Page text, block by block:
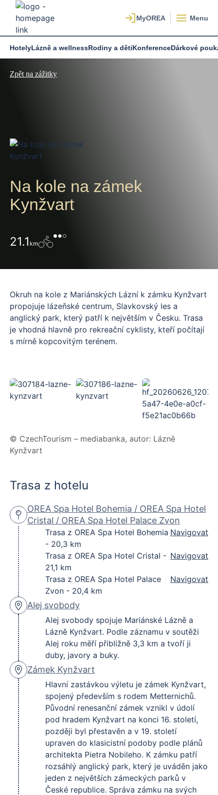
Menu
HotelyLázně a wellnessRodiny a dětiKonferenceDárkové
Zpět na zážitky
Na kole na zámek
Kynžvart
21.1 km
Okruh na kole z Mariánských Lázní k zámku Kynžvart
propojuje lázeňské centrum, Slavkovský les a
anglický park, který patří k největším v Česku. Trasa
je vhodná hlavně pro rekreační cyklisty, kteří počítají
s mírně kopcovitým terénem.
lázních. Jako veřejné parkování se nabízí například
Parkovací dům s nonstop provozem v ulici
Pramenská.. Než nasednete na kolo, nezapomeňte si
při snídani přibalit svačinu. V OREA si ji můžete
Parametry trasy
Délka:
Náročnost:střední s ohledem na převýšení
Převýšení:
Povrchy:kombinace asfaltu, zpevněných cest,
lesních a parkových úseků
Trasa prochází CHKO Slavkovský les. Cyklisté se zde
mohou pohybovat pouze po silnicích, místních
komunikacích a trasách vymezených správou tohoto
území. Před cestou si ověřte aktuální vedení trasy a
případné uzavírky.
Kudy trasa vede?
Z lázeňského centra trasa míří severním směrem do
zelenější části Mariánských Lázní. Postupně se napojí
na Alej svobody a pokračuje směrem k Lázním
Kynžvart. Hlavní zastávkou na této části výletu je
zámek Kynžvart, kde si můžete naplánovat delší
pauzu, projít si zámecký park nebo se vydat na
prohlídku.
Od zámku trasa pokračuje směrem k lázeňskému
areálu. Ještě před ním můžete u cesty narazit na
miniaturní model Národního hřebčína v Kladrubech
nad Labem, který sem byl zapůjčen z
mariánskolázeňského Parku Boheminium. Poté se
cesta stáčí k cyklotrase kolem lázeňského parku a
dál pokračuje přes okolí vrchů Holiny a Stohu zpět
do Mariánských Lázní. Závěr návratu zpříjemní
Smetanova alej.
Před výletem si ověřte aktuální otevírací dobu zámku
Kynžvart, protože se mění podle sezóny.
+1
© CzechTourism – mediabanka, autor: Lázně
Kynžvart
Trasa z hotelu
OREA Spa Hotel Bohemia / OREA Spa Hotel
Cristal / OREA Spa Hotel Palace Zvon
Trasa z OREA Spa Hotel Bohemia
- 20,3 km
Navigovat
Trasa z OREA Spa Hotel Cristal -
21,1 km
Navigovat
Trasa z OREA Spa Hotel Palace
Zvon - 20,4 km
Navigovat
Alej svobody
Alej svobody spojuje Mariánské Lázně a
Lázně Kynžvart. Podle záznamu v soutěži
Alej roku měří přibližně 3,3 km a tvoří ji
duby, javory a buky.
Zámek Kynžvart
Hlavní zastávkou výletu je zámek Kynžvart,
spojený především s rodem Metternichů.
Původní renesanční zámek vznikl v údolí
pod hradem Kynžvart na konci 16. století,
později byl přestavěn a v 19. století
upraven do klasicistní podoby podle plánů
architekta Pietra Nobileho. K zámku patří
rozsáhlý anglický park, který je uváděn jako
jeden z největších zámeckých parků v
České republice. Správa zámku na svých